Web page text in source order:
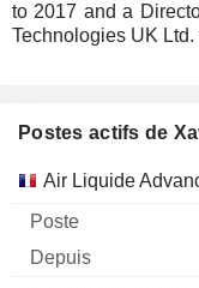
to 2017 and a
Technologies UK
Postes actifs de
Sociétés Poste
Air Liquide